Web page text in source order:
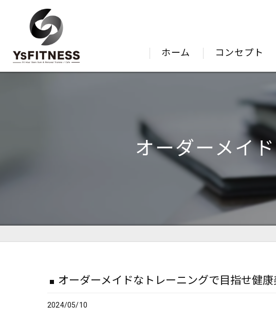
ホーム コンセプト
オーダーメイ
オーダーメイドなトレーニングで目指せ健康
2024/05/10